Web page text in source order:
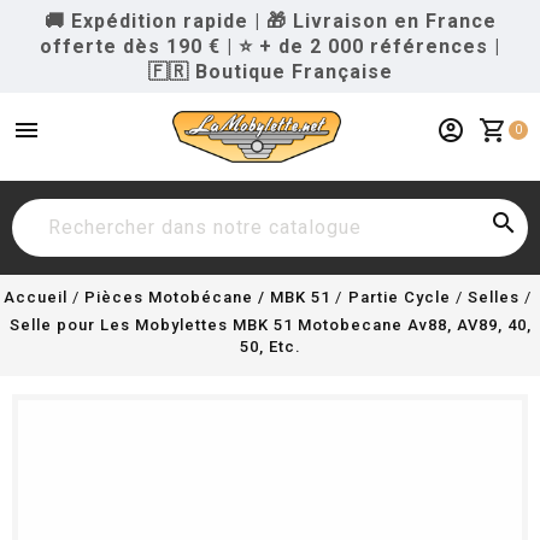
🚚 Expédition rapide | 🎁 Livraison en France
offerte dès 190 € | ⭐ + de 2 000 références |
🇫🇷 Boutique Française
menu shopping_cart 0
account_circle

Accueil Pièces Motobécane / MBK 51 Partie Cycle
Selles
Selle pour Les Mobylettes MBK 51 Motobecane Av88, AV89, 40,
50, Etc.